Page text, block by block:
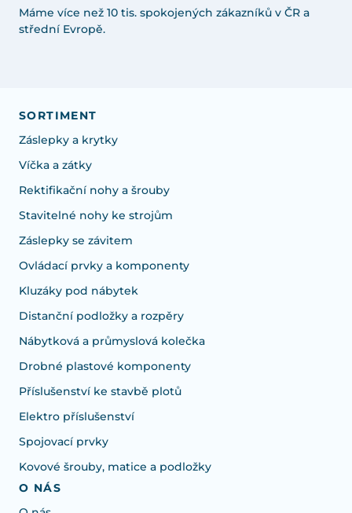
Máme více než 10 tis. spokojených zákazníků v ČR a
střední Evropě.
SORTIMENT
Záslepky a krytky
Víčka a zátky
Rektifikační nohy a šrouby
Stavitelné nohy ke strojům
Záslepky se závitem
Ovládací prvky a komponenty
Kluzáky pod nábytek
Distanční podložky a rozpěry
Nábytková a průmyslová kolečka
Drobné plastové komponenty
Příslušenství ke stavbě plotů
Elektro příslušenství
Spojovací prvky
Kovové šrouby, matice a podložky
O NÁS